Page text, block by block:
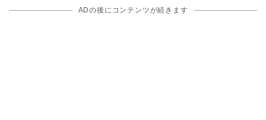
ADの後にコンテンツが続きます